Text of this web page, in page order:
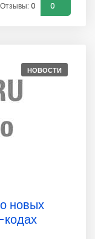
Отзывы: 0 0
НОВОСТИ
новых